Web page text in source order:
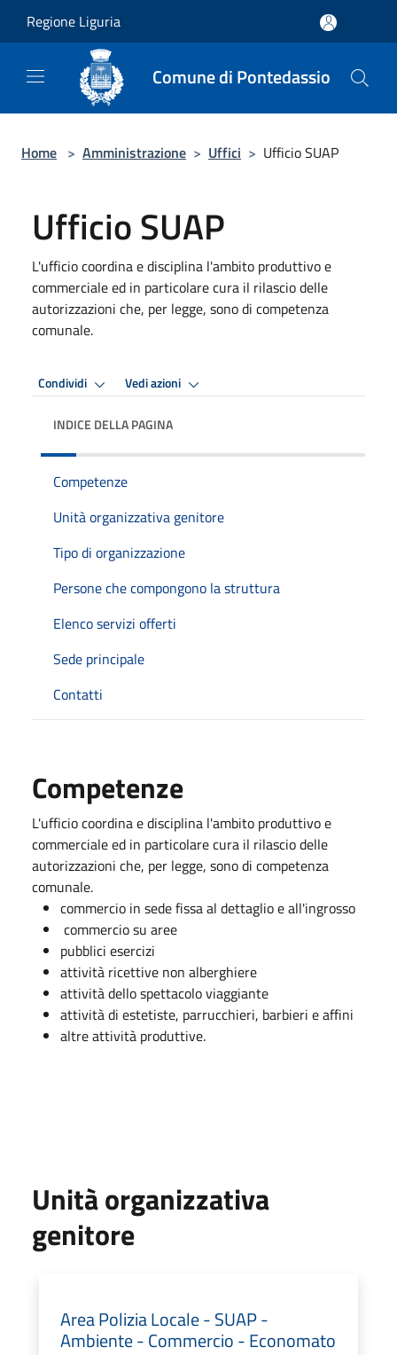
Regione Liguria
Comune di Pontedassio
Home > Amministrazione > Uffici > Ufficio SUAP
Ufficio SUAP
L'ufficio coordina e disciplina l'ambito produttivo e
commerciale ed in particolare cura il rilascio delle
autorizzazioni che, per legge, sono di competenza
comunale.
Condividi Vedi azioni
INDICE DELLA PAGINA
Competenze
Unità organizzativa genitore
Tipo di organizzazione
Persone che compongono la struttura
Elenco servizi offerti
Sede principale
Contatti
Competenze
L'ufficio coordina e disciplina l'ambito produttivo e
commerciale ed in particolare cura il rilascio delle
autorizzazioni che, per legge, sono di competenza
comunale.
commercio in sede fissa al dettaglio e all'ingrosso
commercio su aree
pubblici esercizi
attività ricettive non alberghiere
attività dello spettacolo viaggiante
attività di estetiste, parrucchieri, barbieri e affini
altre attività produttive.
Unità organizzativa
genitore
Area Polizia Locale - SUAP -
Ambiente - Commercio - Economato